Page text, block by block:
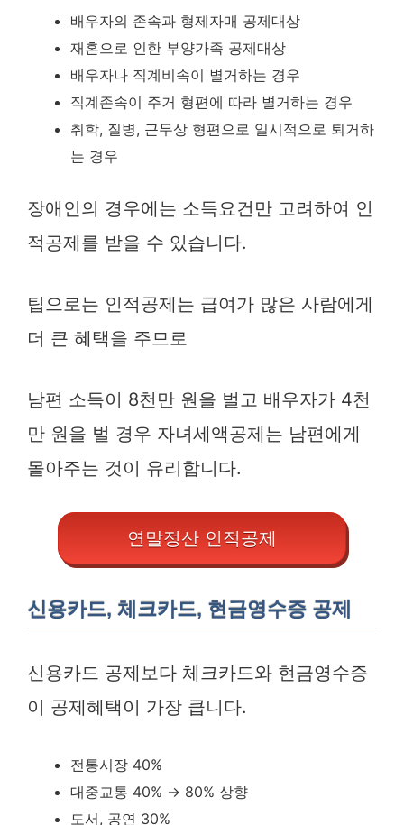
배우자의 존속과 형제자매 공제대상
재혼으로 인한 부양가족 공제대상
배우자나 직계비속이 별거하는 경우
직계존속이 주거 형편에 따라 별거하는 경우
취학, 질병, 근무상 형편으로 일시적으로 퇴거하
는 경우
장애인의 경우에는 소득요건만 고려하여 인
적공제를 받을 수 있습니다.
팁으로는 인적공제는 급여가 많은 사람에게
더 큰 혜택을 주므로
남편 소득이 8천만 원을 벌고 배우자가 4천
만 원을 벌 경우 자녀세액공제는 남편에게
몰아주는 것이 유리합니다.
연말정산 인적공제
신용카드, 체크카드, 현금영수증 공제
신용카드 공제보다 체크카드와 현금영수증
이 공제혜택이 가장 큽니다.
전통시장 40%
대중교통 40% → 80% 상향
도서, 공연 30%